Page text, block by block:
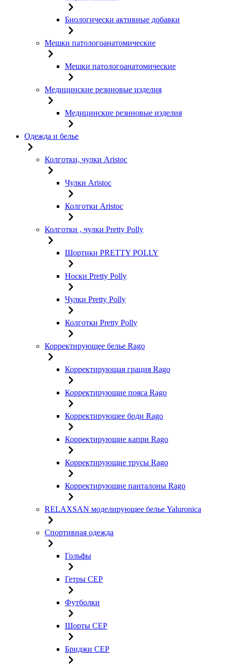
Биологически активные добавки
Мешки патологоанатомические
Мешки патологоанатомические
Медицинские резиновые изделия
Медицинские резиновые изделия
Одежда и белье
Колготки, чулки Aristoc
Чулки Aristoc
Колготки Aristoc
Колготки , чулки Pretty Polly
Шортики PRETTY POLLY
Носки Pretty Polly
Чулки Pretty Polly
Колготки Pretty Polly
Корректирующее белье Rago
Корректирующая грация Rago
Корректирующие пояса Rago
Корректирующее боди Rago
Корректирующие капри Rago
Корректирующие трусы Rago
Корректирующие панталоны Rago
RELAXSAN моделирующее белье Yaluroniсa
Спортивная одежда
Гольфы
Гетры CEP
Футболки
Шорты CEP
Бриджи CEP